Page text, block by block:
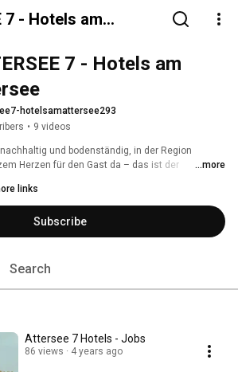
7 - Hotels am
7 - Hotels am
hotelsamattersee293
• 9 videos
und bodenständig, in der Region
Herzen für den Gast da – das ist der
wohltuende Vielfalt bei der
eines durchgängig hohen Niveaus in allen
der sechs Gastgeberfamilien beginnen
Region mit all ihren landschaftlichen
freuen uns darauf, wenn wir Sie schon bald in
...more
links
Subscribe
Search
Attersee 7 Hotels - Jobs
86 views 4 years ago